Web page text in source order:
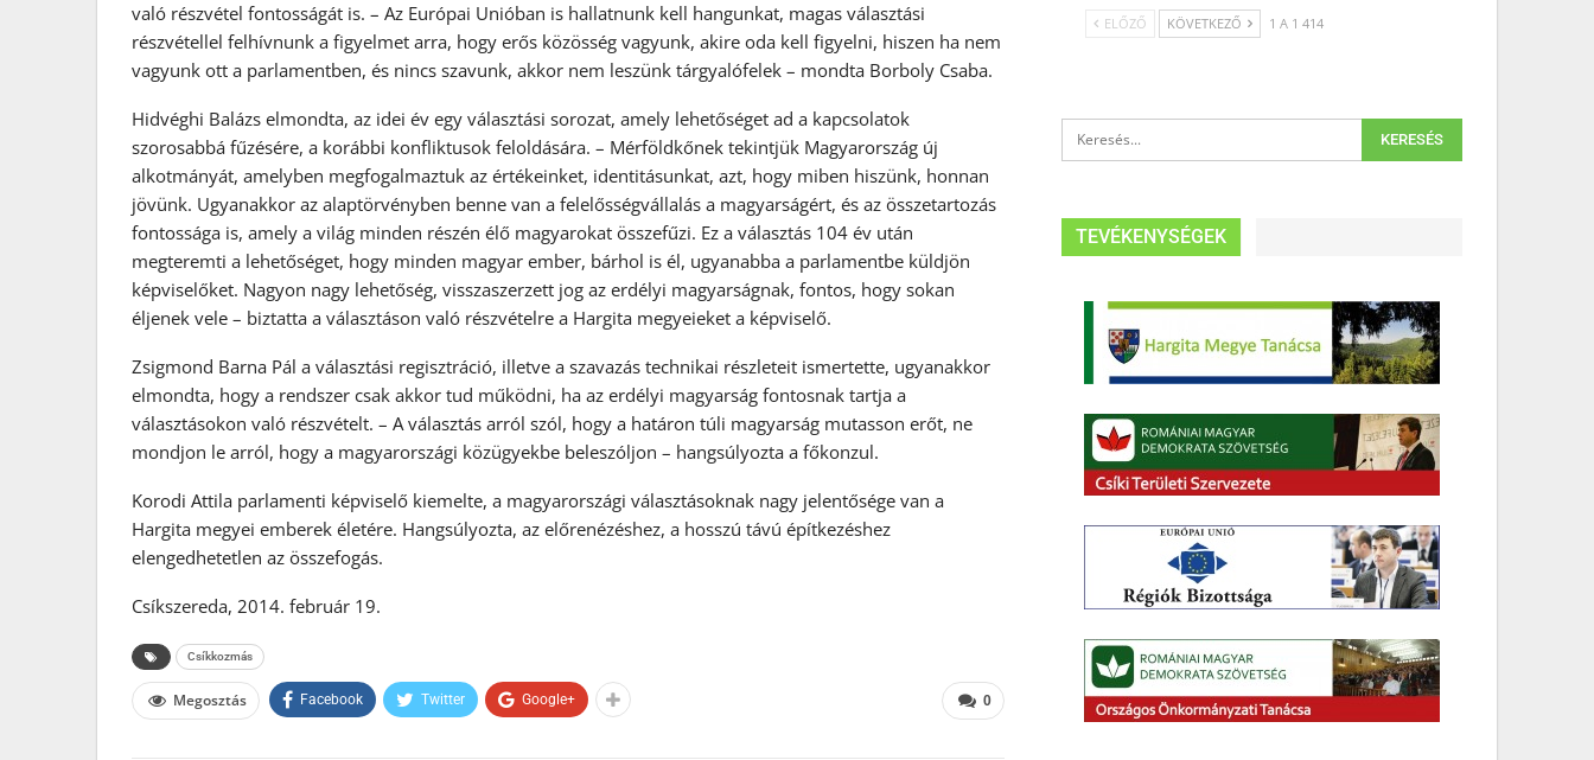
való részvétel fontosságát is. – Az Európai Unióban is hallatnunk kell hangunkat, magas választási
részvétellel felhívnunk a figyelmet arra, hogy erős közösség vagyunk, akire oda kell figyelni, hiszen ha nem
vagyunk ott a parlamentben, és nincs szavunk, akkor nem leszünk tárgyalófelek – mondta Borboly Csaba.
Hidvéghi Balázs elmondta, az idei év egy választási sorozat, amely lehetőséget ad a kapcsolatok
szorosabbá fűzésére, a korábbi konfliktusok feloldására. – Mérföldkőnek tekintjük Magyarország új
alkotmányát, amelyben megfogalmaztuk az értékeinket, identitásunkat, azt, hogy miben hiszünk, honnan
jövünk. Ugyanakkor az alaptörvényben benne van a felelősségvállalás a magyarságért, és az összetartozás
fontossága is, amely a világ minden részén élő magyarokat összefűzi. Ez a választás 104 év után
megteremti a lehetőséget, hogy minden magyar ember, bárhol is él, ugyanabba a parlamentbe küldjön
képviselőket. Nagyon nagy lehetőség, visszaszerzett jog az erdélyi magyarságnak, fontos, hogy sokan
éljenek vele – biztatta a választáson való részvételre a Hargita megyeieket a képviselő.
Zsigmond Barna Pál a választási regisztráció, illetve a szavazás technikai részleteit ismertette, ugyanakkor
elmondta, hogy a rendszer csak akkor tud működni, ha az erdélyi magyarság fontosnak tartja a
választásokon való részvételt. – A választás arról szól, hogy a határon túli magyarság mutasson erőt, ne
mondjon le arról, hogy a magyarországi közügyekbe beleszóljon – hangsúlyozta a főkonzul.
Korodi Attila parlamenti képviselő kiemelte, a magyarországi választásoknak nagy jelentősége van a
Hargita megyei emberek életére. Hangsúlyozta, az előrenézéshez, a hosszú távú építkezéshez
elengedhetetlen az összefogás.
Csíkszereda, 2014. február 19.
Csíkkozmás
0
Megosztás Facebook Twitter Google+
ELŐZŐ KÖVETKEZŐ 1 A 1 414
TEVÉKENYSÉGEK